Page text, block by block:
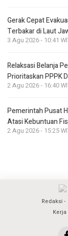
Gerak Cepat
Terbakar di Laut
3 Agu 2026 - 10:41
Relaksasi Belanja
Prioritaskan PPPK
2 Agu 2026 - 16:40
Pemerintah Pusat
Atasi Kebuntuan
2 Agu 2026 - 15:25
Redaksi